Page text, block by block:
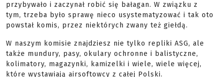
przybywało i zaczynał robić się bałagan. W związku z
tym, trzeba było sprawę nieco usystematyzować i tak oto
powstał komis, przez niektórych zwany też giełdą.
W naszym komisie znajdziesz nie tylko repliki ASG, ale
także mundury, pasy, okulary ochronne i balistyczne,
kolimatory, magazynki, kamizelki i wiele, wiele więcej,
które wystawiają airsoftowcy z całej Polski.